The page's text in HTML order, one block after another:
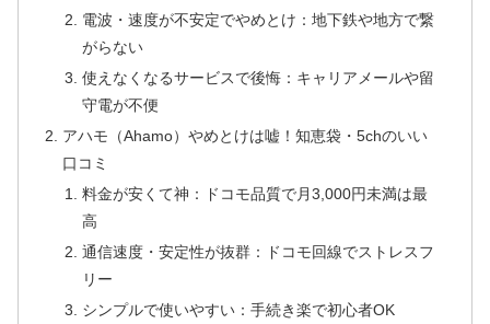
電波・速度が不安定でやめとけ：地下鉄や地方で繋
がらない
使えなくなるサービスで後悔：キャリアメールや留
守電が不便
アハモ（Ahamo）やめとけは嘘！知恵袋・5chのいい
口コミ
料金が安くて神：ドコモ品質で月3,000円未満は最
高
通信速度・安定性が抜群：ドコモ回線でストレスフ
リー
シンプルで使いやすい：手続き楽で初心者OK